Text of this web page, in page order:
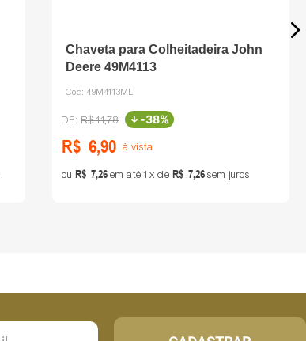
Chaveta para Colheitadeira John
Deere 49M4113
Cód:49M4113ML
R$11,78 -38%
R$ 6,90 à vista
ou R$ 7,26em até1 de R$ 7,26sem juros